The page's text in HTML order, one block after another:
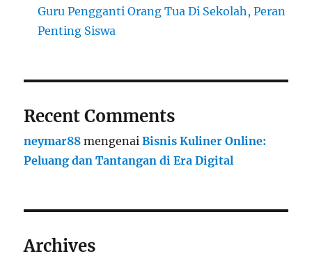
Guru Pengganti Orang Tua Di Sekolah, Peran
Penting Siswa
Recent Comments
neymar88 mengenaiBisnis Kuliner Online:
Peluang dan Tantangan di Era Digital
Archives